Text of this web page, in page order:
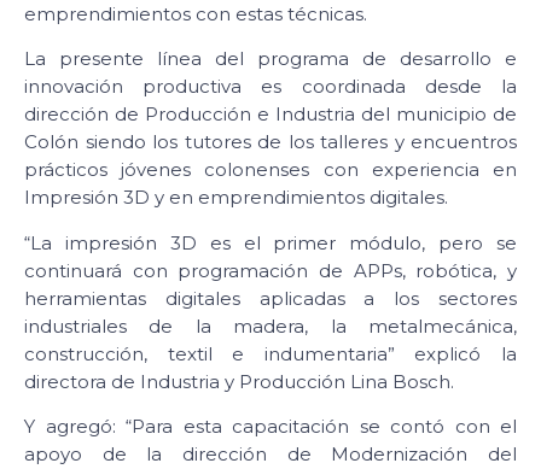
emprendimientos con estas técnicas.
La presente línea del programa de desarrollo e
innovación productiva es coordinada desde la
dirección de Producción e Industria del municipio de
Colón siendo los tutores de los talleres y encuentros
prácticos jóvenes colonenses con experiencia en
Impresión 3D y en emprendimientos digitales.
“La impresión 3D es el primer módulo, pero se
continuará con programación de APPs, robótica, y
herramientas digitales aplicadas a los sectores
industriales de la madera, la metalmecánica,
construcción, textil e indumentaria” explicó la
directora de Industria y Producción Lina Bosch.
Y agregó: “Para esta capacitación se contó con el
apoyo de la dirección de Modernización del